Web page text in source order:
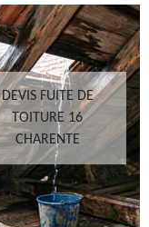
DEVIS FUITE DE
TOITURE 16
CHARENTE